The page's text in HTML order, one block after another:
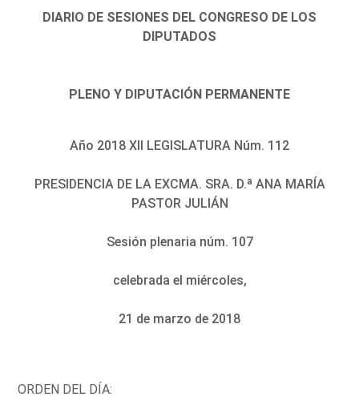
DIARIO DE SESIONES DEL CONGRESO DE LOS
DIPUTADOS
PLENO Y DIPUTACIÓN PERMANENTE
Año 2018 XII LEGISLATURA Núm. 112
PRESIDENCIA DE LA EXCMA. SRA. D.ª ANA MARÍA
PASTOR JULIÁN
Sesión plenaria núm. 107
celebrada el miércoles,
21 de marzo de 2018
ORDEN DEL DÍA: